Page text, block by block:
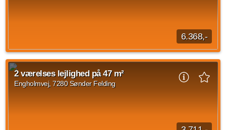
6.368,-
Noget om afdelingen Afdelingens boliger er rækkehuse med
egen have centralt beliggende. Der er mulighed for leje af
værelse til overnattende gæster...
Kilde: FællesBo
2 værelses lejlighed på 47 m²
Engholmvej, 7280 Sønder Felding